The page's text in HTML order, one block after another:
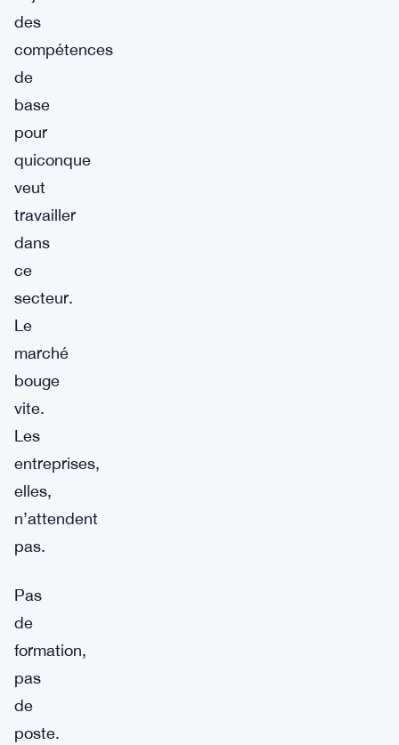
des
compétences
de
base
pour
quiconque
veut
travailler
dans
ce
secteur.
Le
marché
bouge
vite.
Les
entreprises,
elles,
n’attendent
pas.
Pas
de
formation,
pas
de
poste.